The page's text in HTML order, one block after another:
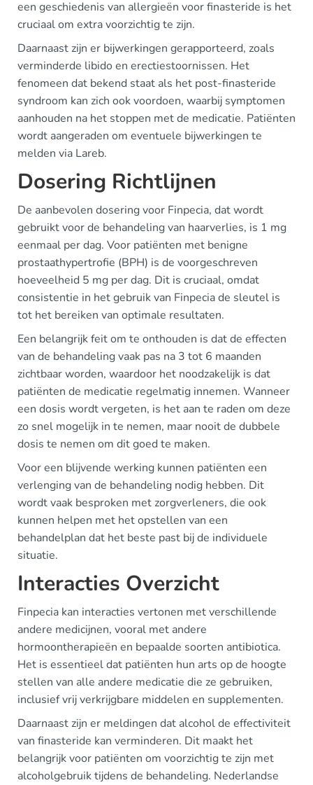
een geschiedenis van allergieën voor finasteride is het
cruciaal om extra voorzichtig te zijn.
Daarnaast zijn er bijwerkingen gerapporteerd, zoals
verminderde libido en erectiestoornissen. Het
fenomeen dat bekend staat als het post-finasteride
syndroom kan zich ook voordoen, waarbij symptomen
aanhouden na het stoppen met de medicatie. Patiënten
wordt aangeraden om eventuele bijwerkingen te
melden via Lareb.
Dosering Richtlijnen
De aanbevolen dosering voor Finpecia, dat wordt
gebruikt voor de behandeling van haarverlies, is 1 mg
eenmaal per dag. Voor patiënten met benigne
prostaathypertrofie (BPH) is de voorgeschreven
hoeveelheid 5 mg per dag. Dit is cruciaal, omdat
consistentie in het gebruik van Finpecia de sleutel is
tot het bereiken van optimale resultaten.
Een belangrijk feit om te onthouden is dat de effecten
van de behandeling vaak pas na 3 tot 6 maanden
zichtbaar worden, waardoor het noodzakelijk is dat
patiënten de medicatie regelmatig innemen. Wanneer
een dosis wordt vergeten, is het aan te raden om deze
zo snel mogelijk in te nemen, maar nooit de dubbele
dosis te nemen om dit goed te maken.
Voor een blijvende werking kunnen patiënten een
verlenging van de behandeling nodig hebben. Dit
wordt vaak besproken met zorgverleners, die ook
kunnen helpen met het opstellen van een
behandelplan dat het beste past bij de individuele
situatie.
Interacties Overzicht
Finpecia kan interacties vertonen met verschillende
andere medicijnen, vooral met andere
hormoontherapieën en bepaalde soorten antibiotica.
Het is essentieel dat patiënten hun arts op de hoogte
stellen van alle andere medicatie die ze gebruiken,
inclusief vrij verkrijgbare middelen en supplementen.
Daarnaast zijn er meldingen dat alcohol de effectiviteit
van finasteride kan verminderen. Dit maakt het
belangrijk voor patiënten om voorzichtig te zijn met
alcoholgebruik tijdens de behandeling. Nederlandse